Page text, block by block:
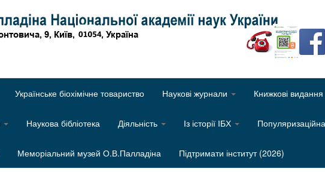
Оберіть свою мову
Українське біохімічне товариство Наукові журнали Книжкові видання
Наукова бібліотека Діяльність Із історії ІБХ Популяризаційна
Меморіальний музей О.В.Палладіна Підтримати інститут (2026)